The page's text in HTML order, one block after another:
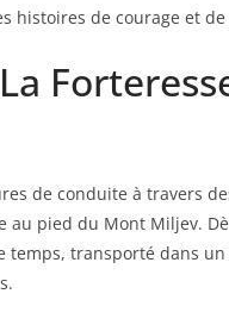
histoires de courage et
de conduite à travers
au pied du Mont Miljev.
temps, transporté dans